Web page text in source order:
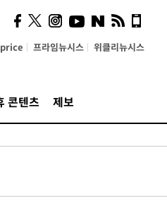
프라임뉴시스 위클리뉴시스
콘텐츠 제보
의견, 국토부·LH에 충실히
전달할 것"